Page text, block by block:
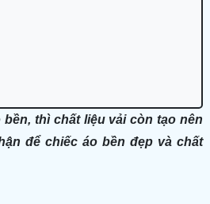
thì chất liệu vải còn tạo nên
để chiếc áo bền đẹp và chất